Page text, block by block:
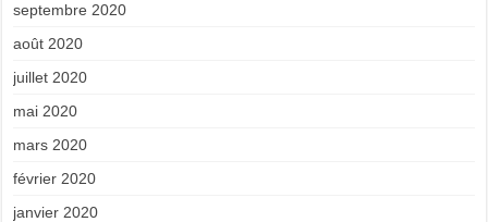
septembre 2020
août 2020
juillet 2020
mai 2020
mars 2020
février 2020
janvier 2020